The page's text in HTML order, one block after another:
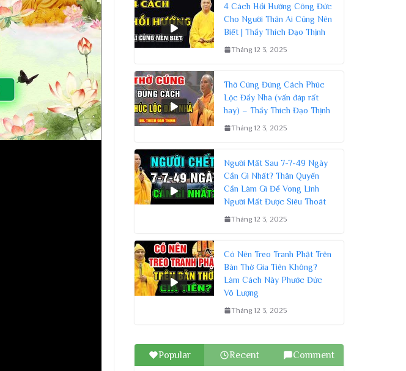
4 Cách Hồi Hướng Công Đức
Cho Người Thân Ai Cũng Nên
Biết | Thầy Thích Đạo Thịnh
Tháng 12 3, 2025
Thờ Cúng Đúng Cách Phúc
Lộc Đầy Nhà (vấn đáp rất
hay) – Thầy Thích Đạo Thịnh
Tháng 12 3, 2025
Người Mất Sau 7-7-49 Ngày
Cần Gì Nhất? Thân Quyến
Cần Làm Gì Để Vong Linh
Người Mất Được Siêu Thoát
Tháng 12 3, 2025
Có Nên Treo Tranh Phật Trên
Bàn Thờ Gia Tiên Không?
Làm Cách Này Phước Đức
Vô Lượng
Tháng 12 3, 2025
Popular Recent Comment